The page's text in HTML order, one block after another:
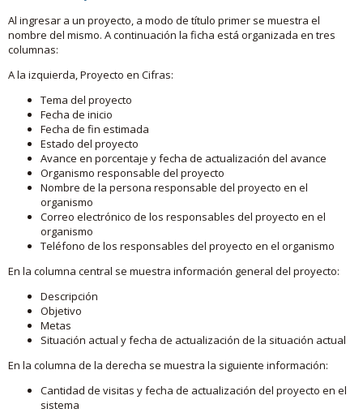
Al ingresar a un proyecto, a modo de título primer se muestra el
nombre del mismo. A continuación la ficha está organizada en tres
columnas:
A la izquierda, Proyecto en Cifras:
Tema del proyecto
Fecha de inicio
Fecha de fin estimada
Estado del proyecto
Avance en porcentaje y fecha de actualización del avance
Organismo responsable del proyecto
Nombre de la persona responsable del proyecto en el
organismo
Correo electrónico de los responsables del proyecto en el
organismo
Teléfono de los responsables del proyecto en el organismo
En la columna central se muestra información general del proyecto:
Descripción
Objetivo
Metas
Situación actual y fecha de actualización de la situación actual
En la columna de la derecha se muestra la siguiente información:
Cantidad de visitas y fecha de actualización del proyecto en el
sistema